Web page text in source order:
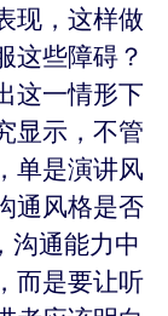
现，这样做
这些障碍？
这一情形下
显示，不管
单是演讲风
通风格是否
沟通能力中
而是要让听